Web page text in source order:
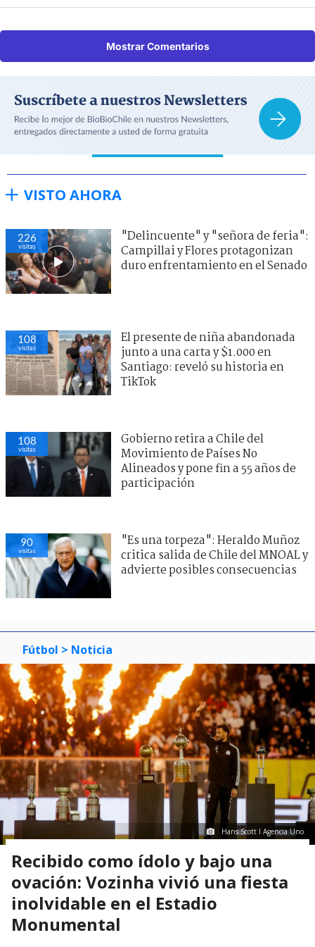
Mostrar Comentarios
VISTO AHORA
226
visitas
"Delincuente" y "señora de feria":
Campillai y Flores protagonizan
duro enfrentamiento en el Senado
108
visitas
El presente de niña abandonada
junto a una carta y $1.000 en
Santiago: reveló su historia en
TikTok
108
visitas
Gobierno retira a Chile del
Movimiento de Países No
Alineados y pone fin a 55 años de
participación
90
visitas
"Es una torpeza": Heraldo Muñoz
critica salida de Chile del MNOAL y
advierte posibles consecuencias
Fútbol > Noticia
Hans Scott I Agencia Uno
Recibido como ídolo y bajo una
ovación: Vozinha vivió una fiesta
inolvidable en el Estadio
Monumental